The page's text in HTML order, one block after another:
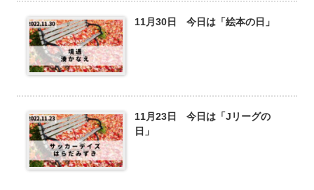
11月30日 今日は「絵本の日」
11月23日 今日は「Jリーグの
日」